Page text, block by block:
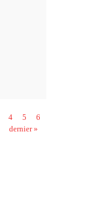
4 5
6
dernier »